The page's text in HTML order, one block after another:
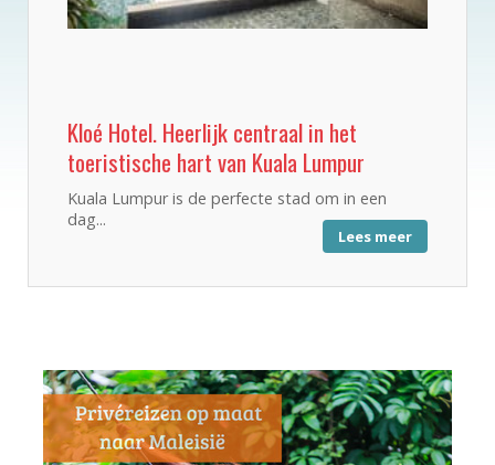
Kloé Hotel. Heerlijk centraal in het
toeristische hart van Kuala Lumpur
Kuala Lumpur is de perfecte stad om in een
dag...
Lees meer